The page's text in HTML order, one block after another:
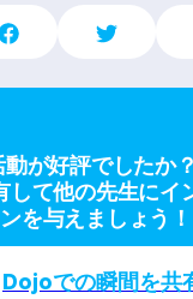
が好評でしたか
して他の先生にイ
を与えましょう！
Dojoでの瞬間を共